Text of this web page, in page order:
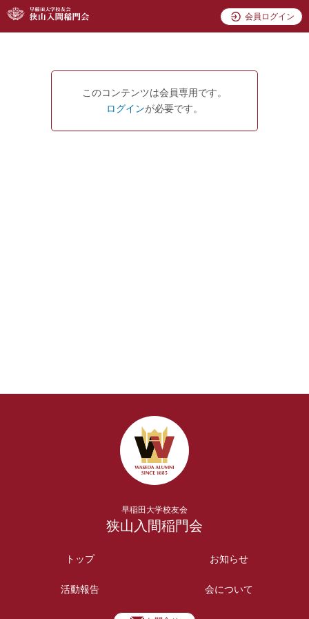
会員ログイン
このコンテンツは会員専用です。
ログインが必要です。
早稲田大学校友会
狭山入間稲門会
トップ お知らせ
活動報告 会について